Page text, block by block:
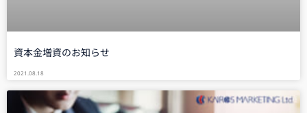
資本金増資のお知らせ
2021.08.18